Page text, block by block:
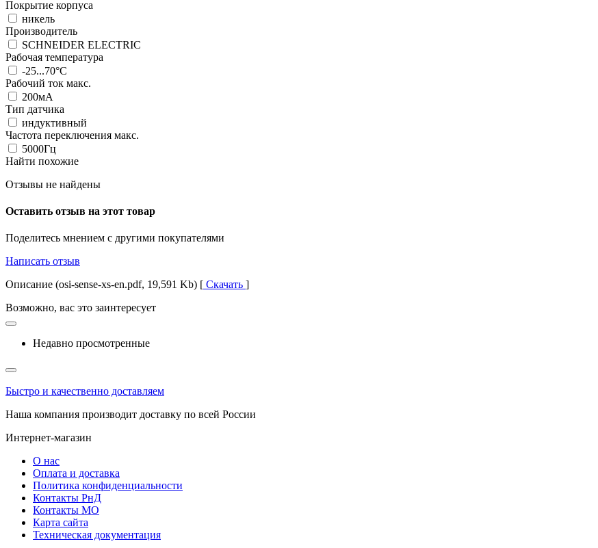
Покрытие корпуса
никель
Производитель
SCHNEIDER ELECTRIC
Рабочая температура
-25...70°C
Рабочий ток макс.
200мА
Тип датчика
индуктивный
Частота переключения макс.
5000Гц
Найти похожие
Отзывы не найдены
Оставить отзыв на этот товар
Поделитесь мнением с другими покупателями
Написать отзыв
Описание (osi-sense-xs-en.pdf, 19,591 Kb) [ Скачать ]
Возможно, вас это заинтересует
Недавно просмотренные
Быстро и качественно доставляем
Наша компания производит доставку по всей России
Интернет-магазин
О нас
Оплата и доставка
Политика конфиденциальности
Контакты РнД
Контакты МО
Карта сайта
Техническая документация